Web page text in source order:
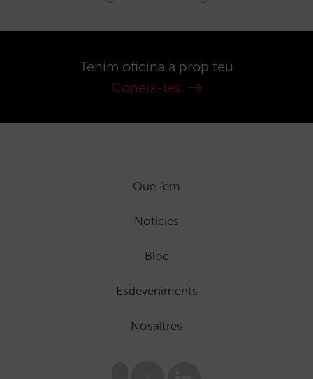
Tenim oficina a prop teu
Coneix-les
Que fem
Notícies
Bloc
Esdeveniments
Nosaltres